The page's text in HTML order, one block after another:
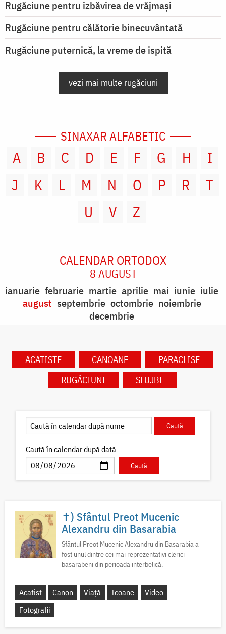
Rugăciune pentru izbăvirea de vrăjmași
Rugăciune pentru călătorie binecuvântată
Rugăciune puternică, la vreme de ispită
vezi mai multe rugăciuni
SINAXAR ALFABETIC
A B C D E F G H
I
J
K L M N O P R
T
U
V Z
CALENDAR ORTODOX
8 AUGUST
ianuarie februarie martie aprilie mai iunie iulie
august septembrie octombrie noiembrie
decembrie
ACATISTE CANOANE
PARACLISE
RUGĂCIUNI
SLUJBE
Caută în calendar după dată
✝) Sfântul Preot Mucenic
Alexandru din Basarabia
Sfântul Preot Mucenic Alexandru din Basarabia a
fost unul dintre cei mai reprezentativi clerici
basarabeni din perioada interbelică.
Acatist Canon Viață Icoane
Video
Fotografii